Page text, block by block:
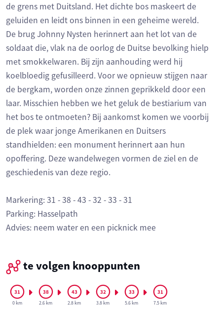
de grens met Duitsland. Het dichte bos maskeert de
geluiden en leidt ons binnen in een geheime wereld.
De brug Johnny Nysten herinnert aan het lot van de
soldaat die, vlak na de oorlog de Duitse bevolking hielp
met smokkelwaren. Bij zijn aanhouding werd hij
koelbloedig gefusilleerd. Voor we opnieuw stijgen naar
de bergkam, worden onze zinnen geprikkeld door een
laar. Misschien hebben we het geluk de bestiarium van
het bos te ontmoeten? Bij aankomst komen we voorbij
de plek waar jonge Amerikanen en Duitsers
standhielden: een monument herinnert aan hun
opoffering. Deze wandelwegen vormen de ziel en de
geschiedenis van deze regio.
Markering: 31 - 38 - 43 - 32 - 33 - 31
Parking: Hasselpath
Advies: neem water en een picknick mee
te volgen knooppunten
0 km 2.6 km 2.8 km 3.8 km 5.6 km 7.5 km